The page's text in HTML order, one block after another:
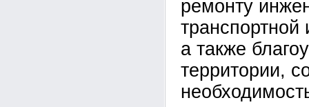
ремонту
транспортной
а также
территории,